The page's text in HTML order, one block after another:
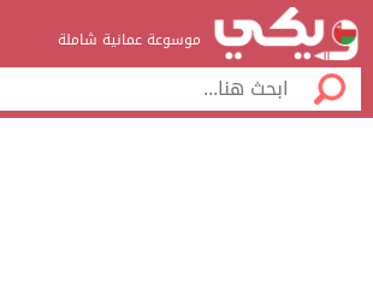
موسوعة عمانية شاملة